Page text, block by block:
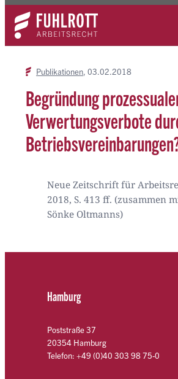
Zum
Inhalt
springen
Kontakt
Publikationen 03.02.2018
Begründung
Verwertungsverbote
Neue Zeitschrift für
2018, S. 413 ff. (zusammen
Sönke Oltmanns)
Hamburg
Poststraße 37
20354 Hamburg
Telefon: +49 (0)40 303 98 75-0